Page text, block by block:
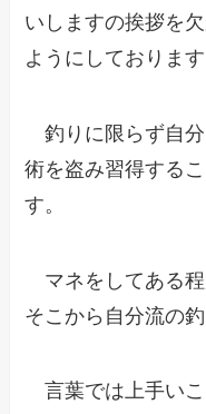
いしますの挨拶を
ようにしておりま
釣りに限らず自
術を盗み習得する
す。
マネをしてある程
そこから自分流の
言葉では上手い